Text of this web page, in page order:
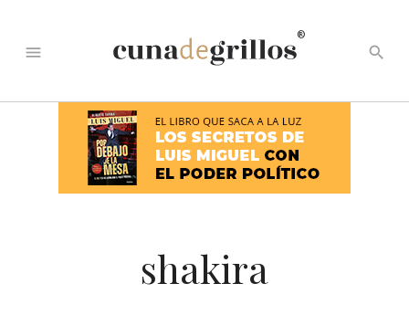
menu
®
search
shakira